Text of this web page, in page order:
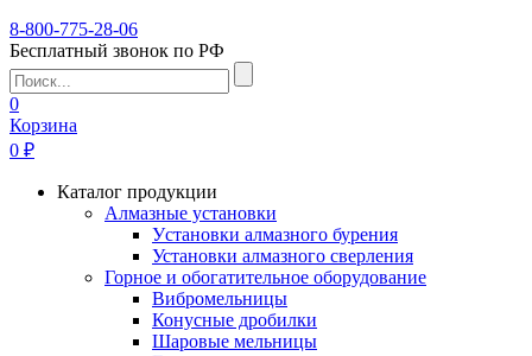
8-800-775-28-06
Бесплатный звонок по РФ
0
Корзина
0 ₽
Каталог продукции
Алмазные установки
Уcтановки алмазного бурения
Установки алмазного сверления
Горное и обогатительное оборудование
Вибромельницы
Конусные дробилки
Шаровые мельницы